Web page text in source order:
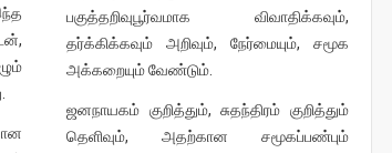
பகுத்தறிவுபூர்வமாக விவாதிக்கவும்,
தர்க்கிக்கவும் அறிவும், நேர்மையும், சமூக
அக்கறையும் வேண்டும்.
ஜனநாயகம் குறித்தும், சுதந்திரம் குறித்தும்
தெளிவும், அதற்கான சமூகப்பண்பும்